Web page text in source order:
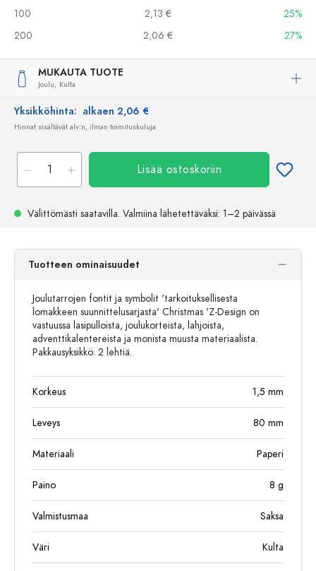
100
2,13 €
25%
200
2,06 € 27%
MUKAUTA TUOTE
Joulu, Kulta
Yksikköhinta: alkaen 2,06 €
Hinnat sisältävät alv:n, ilman toimituskuluja
Lisää ostoskoriin
Välittömästi saatavilla. Valmiina lähetettäväksi: 1–2 päivässä
Tuotteen ominaisuudet
Joulutarrojen fontit ja symbolit 'tarkoituksellisesta
lomakkeen suunnittelusarjasta' Christmas 'Z-Design on
vastuussa lasipulloista, joulukorteista, lahjoista,
adventtikalentereista ja monista muusta materiaalista.
Pakkausyksikkö: 2 lehtiä.
Korkeus 1,5 mm
Leveys 80 mm
Materiaali Paperi
Paino 8 g
Valmistusmaa Saksa
Väri Kulta